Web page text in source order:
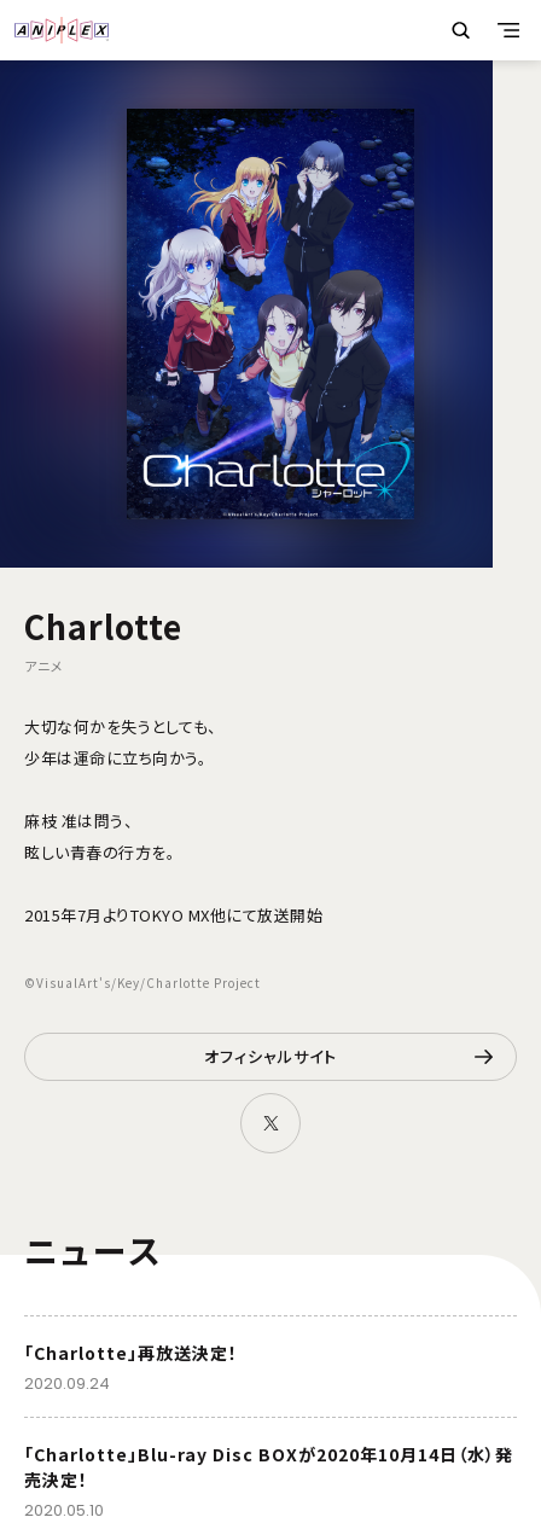
Charlotte
アニメ
大切な何かを失うとしても、
少年は運命に立ち向かう。
麻枝 准は問う、
眩しい青春の行方を。
2015年7月よりTOKYO MX他にて放送開始
©VisualArt's/Key/Charlotte Project
オフィシャルサイト
ニュース
「Charlotte」再放送決定！
2020.09.24
「Charlotte」Blu-ray Disc BOXが2020年10月14日（水）発
売決定！
2020.05.10